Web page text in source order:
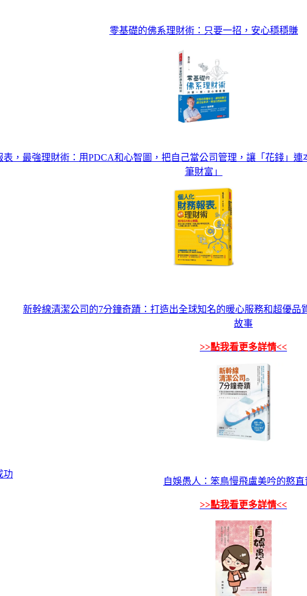
零基礎的佛系理財術：只要一招，安心穩穩賺
表，最強理財術：用PDCA和心智圖，把自己當公司管理，讓「花錢」
筆財富」
新幹線清潔公司的7分鐘奇蹟：打造出全球知名的暖心服務和超優品
故事
>>點我看更多詳情<<
功
自娛愚人：笨鳥慢飛盧美吟的憨直
>>點我看更多詳情<<